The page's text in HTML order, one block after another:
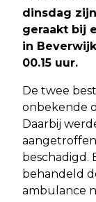
dinsdag
geraakt bij
in
00.15 uur.
De twee
onbekende
Daarbij
beschadigd.
behandeld
ambulance